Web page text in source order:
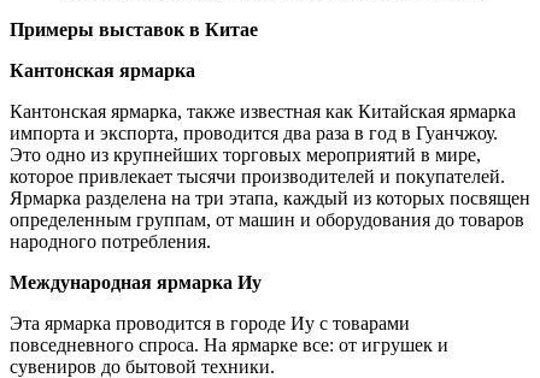
Примеры выставок в Китае
Кантонская ярмарка
Кантонская ярмарка, также известная как Китайская ярмарка
импорта и экспорта, проводится два раза в год в Гуанчжоу.
Это одно из крупнейших торговых мероприятий в мире,
которое привлекает тысячи производителей и покупателей.
Ярмарка разделена на три этапа, каждый из которых посвящен
определенным группам, от машин и оборудования до товаров
народного потребления.
Международная ярмарка Иу
Эта ярмарка проводится в городе Иу с товарами
повседневного спроса. На ярмарке все: от игрушек и
сувениров до бытовой техники.